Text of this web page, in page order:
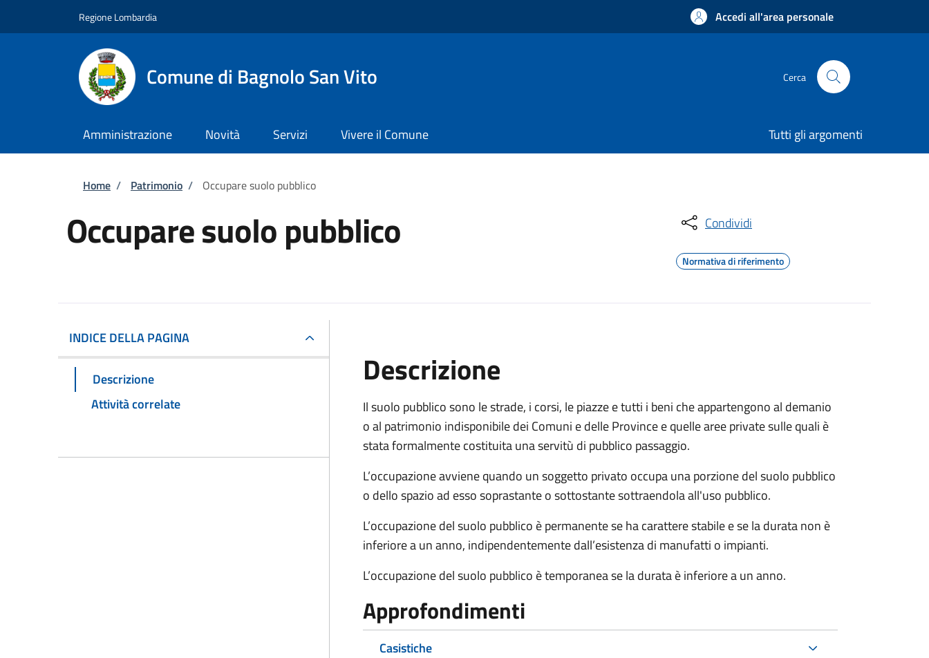
Regione Lombardia Accedi all'area personale
Comune di Bagnolo San Vito Cerca
Amministrazione Novità Servizi Vivere il Comune Tutti gli argomenti
Briciole di pane
Home / Patrimonio / Occupare suolo pubblico
Occupare suolo pubblico Condividi
Normativa di riferimento
INDICE DELLA PAGINA
Descrizione
Attività correlate
Descrizione
Il suolo pubblico sono le strade, i corsi, le piazze e tutti i beni che appartengono al demanio
o al patrimonio indisponibile dei Comuni e delle Province e quelle aree private sulle quali è
stata formalmente costituita una servitù di pubblico passaggio.
L’occupazione avviene quando un soggetto privato occupa una porzione del suolo pubblico
o dello spazio ad esso soprastante o sottostante sottraendola all'uso pubblico.
L’occupazione del suolo pubblico è permanente se ha carattere stabile e se la durata non è
inferiore a un anno, indipendentemente dall’esistenza di manufatti o impianti.
L’occupazione del suolo pubblico è temporanea se la durata è inferiore a un anno.
Approfondimenti
Casistiche